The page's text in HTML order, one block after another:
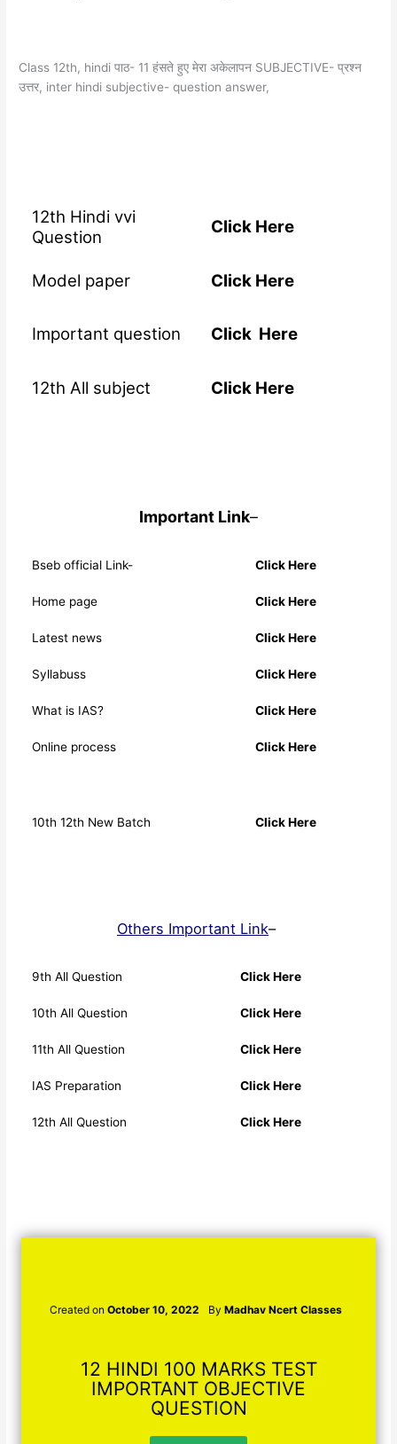
Class 12th, hindi पाठ- 11 हंसते हुए मेरा अकेलापन SUBJECTIVE- प्रश्न
उत्तर, inter hindi subjective- question answer,
12th Hindi vvi
Question
Click Here
Model paper Click Here
Important question Click Here
12th All subject Click Here
Important Link–
Bseb official Link- Click Here
Home page Click Here
Latest news Click Here
Syllabuss Click Here
What is IAS? Click Here
Online process Click Here
10th 12th New Batch Click Here
Others Important Link–
9th All Question Click Here
10th All Question Click Here
11th All Question Click Here
IAS Preparation Click Here
12th All Question Click Here
Created on October 10, 2022 By Madhav Ncert Classes
12 HINDI 100 MARKS TEST
IMPORTANT OBJECTIVE
QUESTION